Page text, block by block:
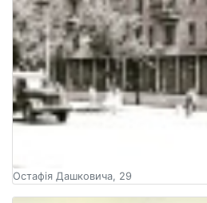
Остафія Дашковича, 29